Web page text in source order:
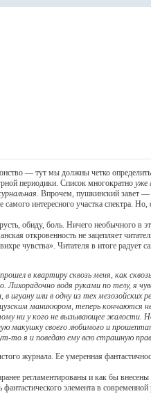
— тут мы должны четко определить
периодики. Список многократно уже
. Впрочем, пушкинский завет —
интересного участка спектра.
обиду, боль. Ничего необычного в
откровенность не зацепляет
чувства». Читателя в итоге радует
в квартиру сквозь меня, как
водя руками по телу, я
или в одну из тех
маникюром, теперь
ни у кого не вызывающее жалости.
своего любимого и
я и поведаю ему всю страшную
журнала. Ее умеренная
регламентированы и как бы
элемента в современной